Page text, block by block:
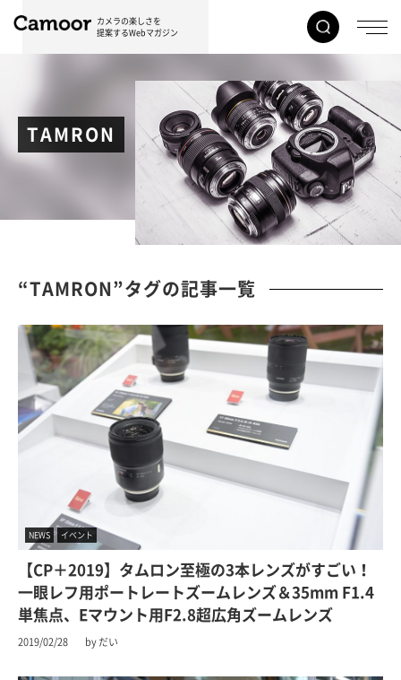
カメラの楽しさを
提案するWebマガジン
TAMRON
“TAMRON”タグの記事一覧
NEWS イベント
【CP＋2019】タムロン至極の3本レンズがすごい！
一眼レフ用ポートレートズームレンズ＆35mm F1.4
単焦点、Eマウント用F2.8超広角ズームレンズ
2019/02/28 by だい